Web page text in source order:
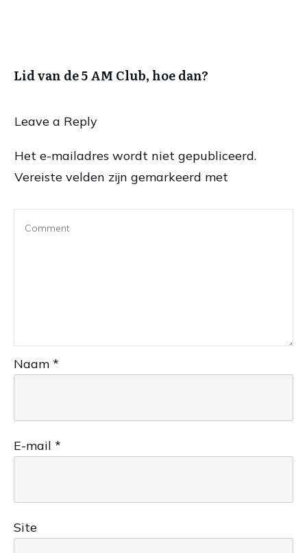
Lid van de 5 AM Club, hoe dan?
Leave a Reply
Het e-mailadres wordt niet gepubliceerd.
Vereiste velden zijn gemarkeerd met
Naam *
E-mail *
Site